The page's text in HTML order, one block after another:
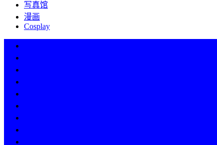
写真馆
漫画
Cosplay